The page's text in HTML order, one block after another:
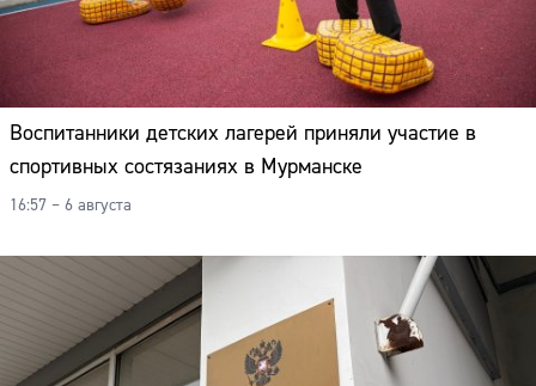
Воспитанники детских лагерей приняли участие в
спортивных состязаниях в Мурманске
16:57 – 6 августа